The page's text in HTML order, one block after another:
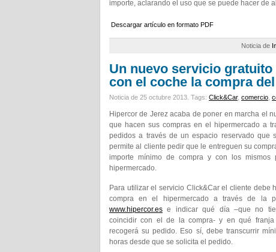
importe, aclarando el uso que se puede hacer de
Descargar artículo en formato PDF
Noticia de
Un nuevo servicio
con el coche la compra
Noticia de 25 octubre 2013. Tags: Click&Car, comercio
Hipercor de Jerez acaba de poner en marcha el
que hacen sus compras en el hipermercado a
pedidos a través de un espacio reservado
permite al cliente pedir que le entreguen su
importe mínimo de compra y con los
hipermercado.
Para utilizar el servicio Click&Car el cliente debe
compra en el hipermercado a través de la
www.hipercor.es e indicar qué día –que no
coincidir con el de la compra- y en qué franja
recogerá su pedido. Eso sí, debe transcurrir
horas desde que se solicita el pedido.